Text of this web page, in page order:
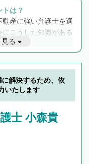
トは？
産に強い弁護士を選
こうした知識がある
ーズに進み、トラブル
ータルで任せることが
感情がからむ分野なの
。実際に電話や面談
てウマが合う方に依
見る
に解決するため、依
いたします
士 小森貴